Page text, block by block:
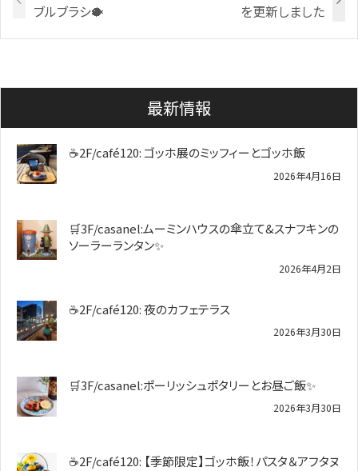
ブルブラシ🐡
を更新しました
最新情報
☕2F/café120: ゴッホ展のミッフィーとゴッホ飯
2026年4月16日
🛒3F/casanel:ムーミンハウスの傘立て&スナフキンの
ソーラーランタン✨️
2026年4月2日
☕2F/café120: 夜のカフェテラス
2026年3月30日
🛒3F/casanel:ポーリッシュポタリーとお昼ご飯✨
2026年3月30日
☕2F/café120: 【季節限定】ゴッホ飯！パスタ＆アフタヌ